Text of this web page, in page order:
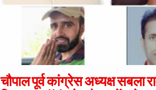
चौपाल पूर्व कांग्रेस अध्यक्ष सबला